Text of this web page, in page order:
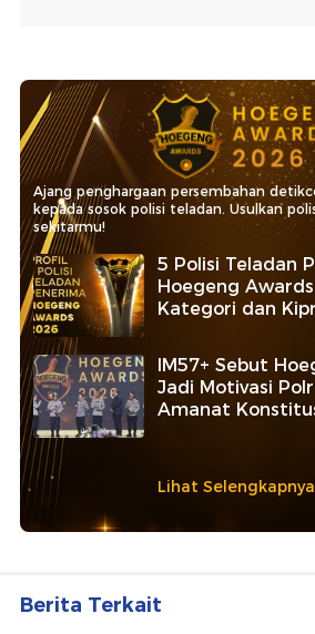
Ajang penghargaan persembahan
kepada sosok polisi teladan. Usulkan
sekitarmu!
5 Polisi Teladan
Hoegeng
Kategori dan
IM57+ Sebut
Jadi Motivasi
Amanat
Lihat Selengkapnya
Berita Terkait